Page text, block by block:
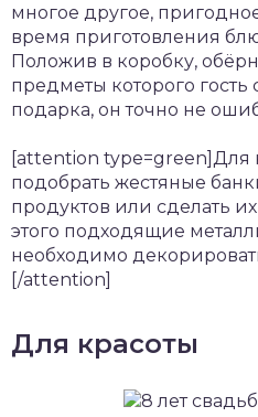
многое другое,
время приготовления
Положив в коробку,
предметы которого гость
подарка, он точно не
[attention type=green]Для
подобрать жестяные
продуктов или сделать
этого подходящие
необходимо
[/attention]
Для красоты